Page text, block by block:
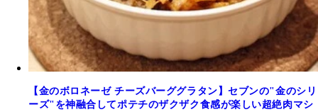
【金のボロネーゼ チーズバーググラタン】セブンの"金のシリ
ーズ"を神融合してポテチのザクザク食感が楽しい超絶肉マシ